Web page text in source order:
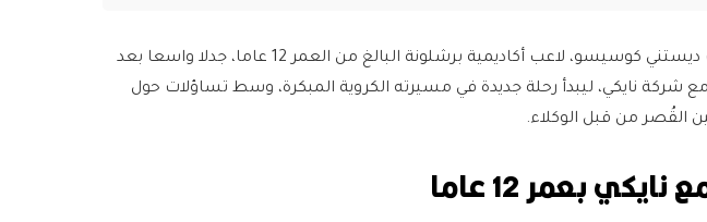
أثار الطفل الموهوب ديستني كوسيسو، لاعب أكاديمية برشلونة البالغ من العمر 12 عاما، جدلا واسعا بعد
مع شركة نايكي، ليبدأ رحلة جديدة في مسيرته الكروية المبكرة، وسط تساؤلات حول
القُصر من قبل الوكلاء.
بعمر 12 عاما